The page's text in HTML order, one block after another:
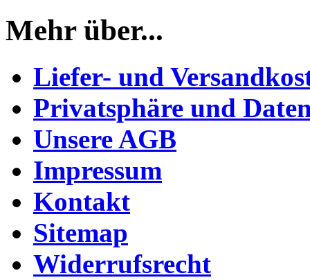
Mehr über...
Liefer- und
Privatsphäre und
Unsere AGB
Impressum
Kontakt
Sitemap
Widerrufsrecht